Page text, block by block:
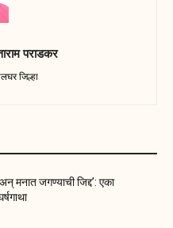
पराडकर
जिल्हा
मनात जगण्याची जिद्द’: एका